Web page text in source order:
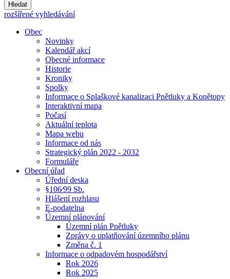
Hledat
rozšířené vyhledávání
Obec
Novinky
Kalendář akcí
Obecné informace
Historie
Kroniky
Spolky
Informace o Splaškové kanalizaci Pnětluky a Konětopy
Interaktivní mapa
Počasí
Aktuální teplota
Mapa webu
Informace od nás
Strategický plán 2022 - 2032
Formuláře
Obecní úřad
Úřední deska
§106⁄99 Sb.
Hlášení rozhlasu
E-podatelna
Územní plánování
Územní plán Pnětluky
Zprávy o uplatňování územního plánu
Změna č. 1
Informace o odpadovém hospodářství
Rok 2026
Rok 2025